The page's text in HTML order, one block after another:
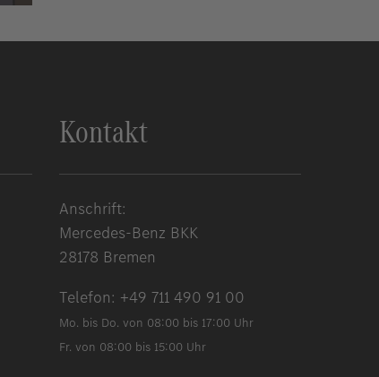
Kontakt
Anschrift:
Mercedes-Benz BKK
28178 Bremen
Telefon: +49 711 490 91 00
Mo. bis Do. von 08:00 bis 17:00 Uhr
Fr. von 08:00 bis 15:00 Uhr